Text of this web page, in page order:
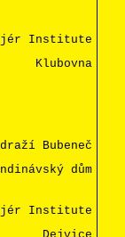
Institute
Klubovna
Bubeneč
dům
Institute